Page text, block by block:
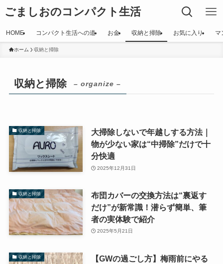
ごましおのコンパクト生活
HOME コンパクト生活への道 お金 収納と掃除 お気に入り マ
ホーム 収納と掃除
収納と掃除 – organize –
収納と掃除
大掃除しないで年越しする方法｜
物が少ない家は“中掃除”だけで十
分快適
2025年12月31日
収納と掃除
布団カバーの交換方法は“裏返す
だけ”が新常識！潜らず簡単、筆
者の実体験で紹介
2025年5月21日
収納と掃除
【GWの過ごし方】梅雨前にやる